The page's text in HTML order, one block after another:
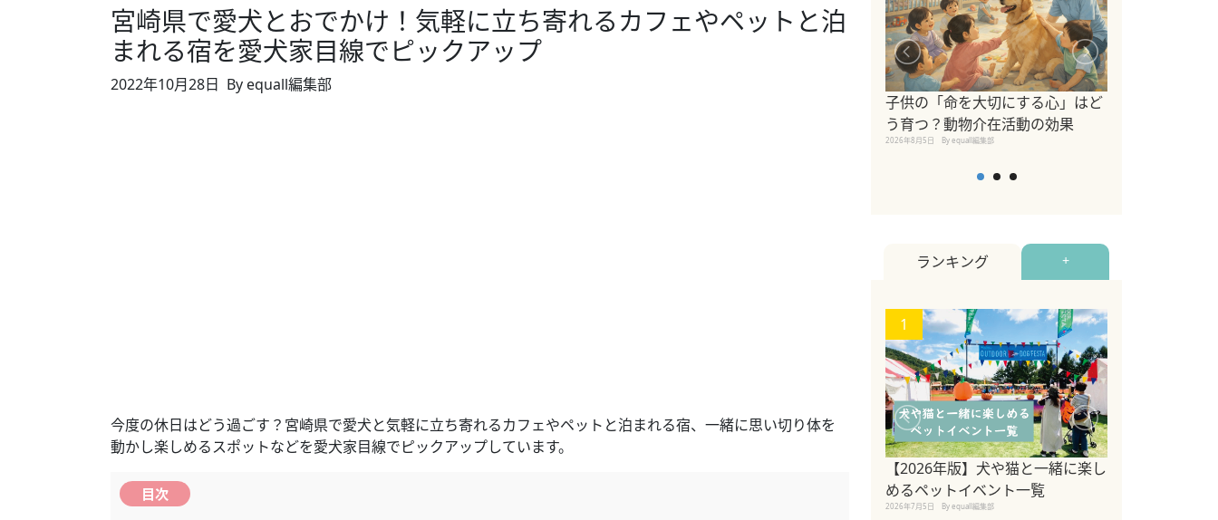
宮崎県で愛犬とおでかけ！気軽に立ち寄れるカフェやペットと泊
まれる宿を愛犬家目線でピックアップ
2022年10月28日 By equall編集部
今度の休日はどう過ごす？宮崎県で愛犬と気軽に立ち寄れるカフェやペットと泊まれる宿、一緒に思い切り体を
動かし楽しめるスポットなどを愛犬家目線でピックアップしています。
目次
子供の「命を大切にする心」はど
う育つ？動物介在活動の効果
2026年8月5日 By equall編集部
ランキング +
1
【2026年版】犬や猫と一緒に楽し
めるペットイベント一覧
2026年7月5日 By equall編集部